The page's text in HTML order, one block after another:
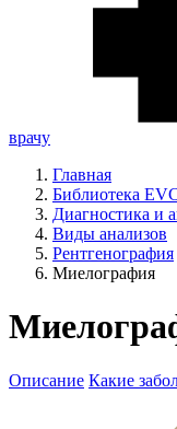
врачу
Главная
Библиотека
Диагностика и
Виды анализов
Рентгенография
Миелография
Описание Какие